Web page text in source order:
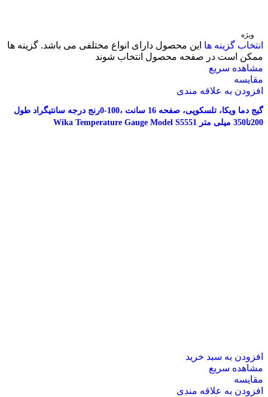
ویژه
انتخاب گزینه ها این محصول دارای انواع مختلفی می باشد. گزینه ها
ممکن است در صفحه محصول انتخاب شوند
مشاهده سریع
مقایسه
افزودن به علاقه مندی
گیج دما ویکا، تلسکوپی، صفحه 16 سانت ،100-0رنج درجه سانتیگراد طول
200تا350 میلی متر Wika Temperature Gauge Model S5551
افزودن به سبد خرید
مشاهده سریع
مقایسه
افزودن به علاقه مندی